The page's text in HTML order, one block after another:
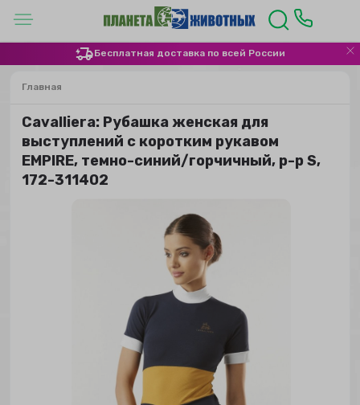
Бесплатная доставка по всей России
Главная
Сavalliera: Рубашка женская для
выступлений с коротким рукавом
EMPIRE, темно-синий/горчичный, р-р S,
172-311402